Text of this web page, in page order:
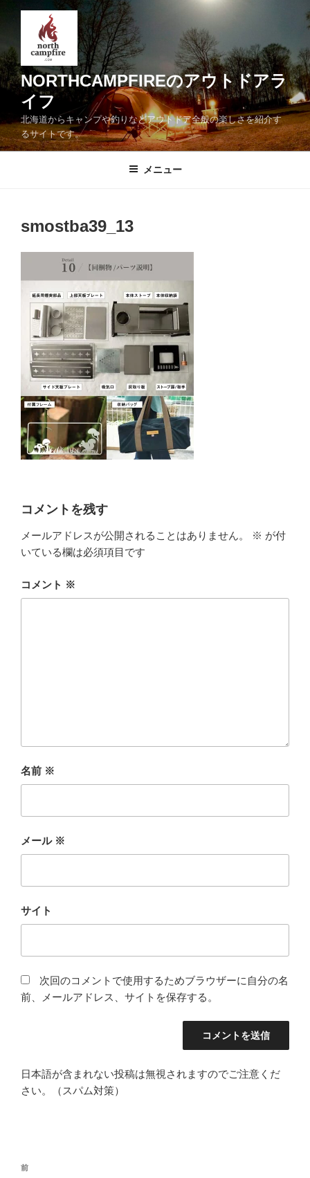
ン
ツ
へ
キ
ッ
NORTHCAMPFIREのアウトドアラ
イフ
北海道からキャンプや釣りなどアウトドア全般の楽しさを紹介す
るサイトです。
メニュー
smostba39_13
コメントを残す
メールアドレスが公開されることはありません。 ※ が付
いている欄は必須項目です
コメント ※
名前 ※
メール ※
サイト
次回のコメントで使用するためブラウザーに自分の名
前、メールアドレス、サイトを保存する。
日本語が含まれない投稿は無視されますのでご注意くだ
さい。（スパム対策）
投
前
前